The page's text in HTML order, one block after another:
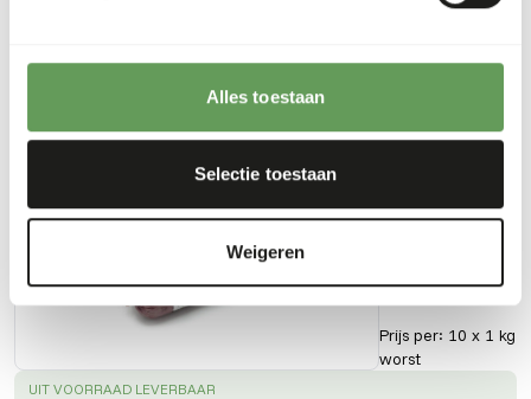
Alles toestaan
Selectie toestaan
Weigeren
Ook interessant
Complete
KB401
Prijs per: 10 x 1 kg
worst
SUCCESS:
UIT VOORRAAD LEVERBAAR